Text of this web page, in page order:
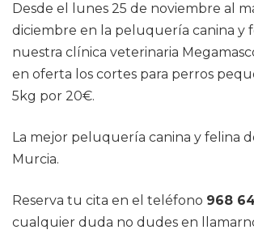
Desde el lunes 25 de noviembre al
diciembre en la peluquería canina y
nuestra clínica veterinaria
en oferta los cortes para perros
5kg por 20€.
La mejor peluquería canina y felina
Murcia.
Reserva tu cita en el teléfono 968
cualquier duda no dudes en